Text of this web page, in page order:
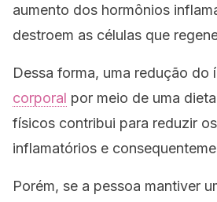
aumento dos hormônios
destroem as células que
Dessa forma, uma redução do
corporal por meio de uma
físicos contribui para reduzir
inflamatórios e
Porém, se a pessoa mantiver